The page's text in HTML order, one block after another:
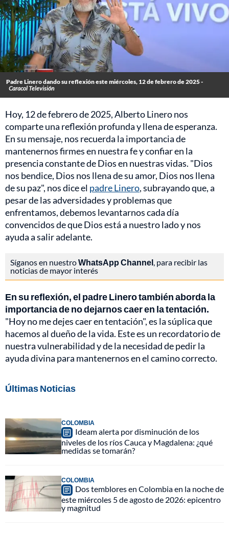
Padre Linero dando su reflexión este miércoles, 12 de febrero de 2025 -
Caracol Televisión
Hoy, 12 de febrero de 2025, Alberto Linero nos
comparte una reflexión profunda y llena de esperanza.
En su mensaje, nos recuerda la importancia de
mantenernos firmes en nuestra fe y confiar en la
presencia constante de Dios en nuestras vidas. "Dios
nos bendice, Dios nos llena de su amor, Dios nos llena
de su paz", nos dice el padre Linero, subrayando que, a
pesar de las adversidades y problemas que
enfrentamos, debemos levantarnos cada día
convencidos de que Dios está a nuestro lado y nos
ayuda a salir adelante.
Síganos en nuestroWhatsApp Channel, para recibir las
noticias de mayor interés
En su reflexión, el padre Linero también aborda la
importancia de no dejarnos caer en la tentación.
"Hoy no me dejes caer en tentación", es la súplica que
hacemos al dueño de la vida. Este es un recordatorio de
nuestra vulnerabilidad y de la necesidad de pedir la
ayuda divina para mantenernos en el camino correcto.
Últimas Noticias
COLOMBIA
Ideam alerta por disminución de los
niveles de los ríos Cauca y Magdalena: ¿qué
medidas se tomarán?
COLOMBIA
Dos temblores en Colombia en la noche de
este miércoles 5 de agosto de 2026: epicentro
y magnitud